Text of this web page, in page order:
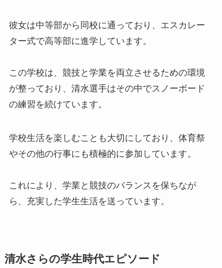
彼女は中等部から同校に通っており、エスカレー
ター式で高等部に進学しています。
この学校は、競技と学業を両立させるための環境
が整っており、清水選手はその中でスノーボード
の練習を続けています。
学校生活を楽しむことも大切にしており、体育祭
やその他の行事にも積極的に参加しています。
これにより、学業と競技のバランスを保ちなが
ら、充実した学生生活を送っています。
清水さらの学生時代エピソード